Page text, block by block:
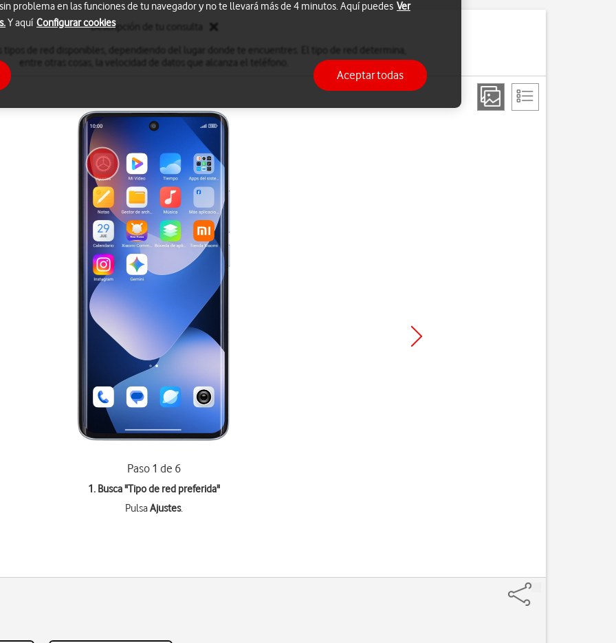
Descripción de tu consulta
Paso 1 de 6
1. Busca "Tipo de red preferida"
PulsaAjustes.
problema en las funciones de tu navegador y no te llevará más de 4 minutos. Aquí puedes Ver
Y aquí Configurar cookies
Aceptar todas